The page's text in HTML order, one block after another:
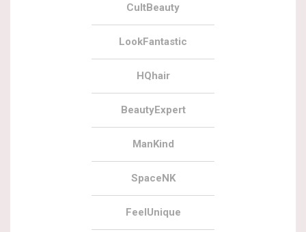
CultBeauty
LookFantastic
HQhair
BeautyExpert
ManKind
SpaceNK
FeelUnique